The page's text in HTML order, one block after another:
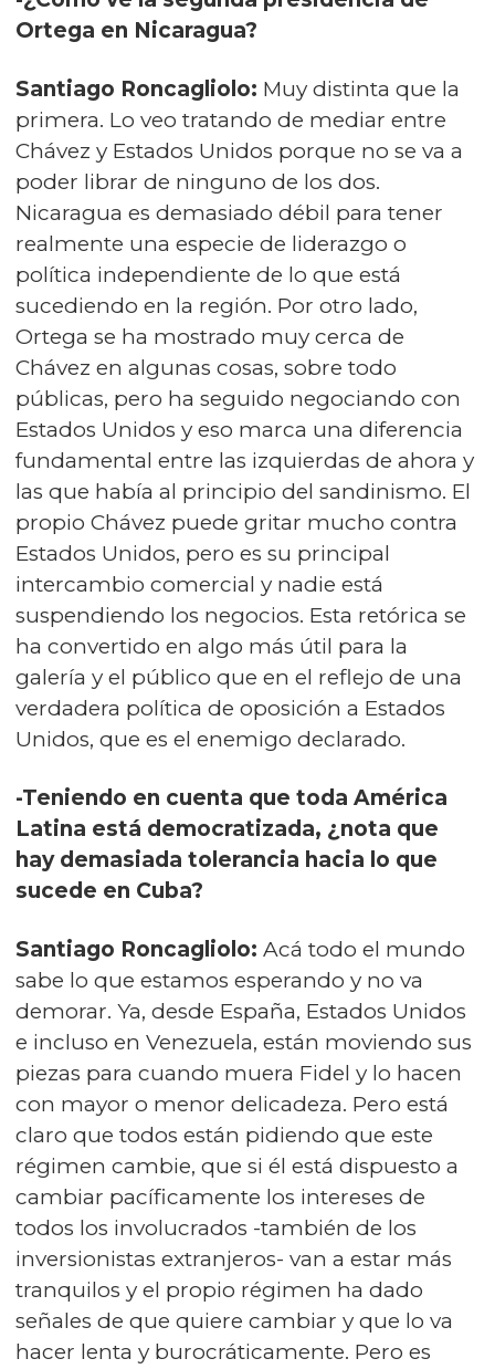
Ortega en Nicaragua?
Santiago Roncagliolo: Muy distinta que la
primera. Lo veo tratando de mediar entre
Chávez y Estados Unidos porque no se va a
poder librar de ninguno de los dos.
Nicaragua es demasiado débil para tener
realmente una especie de liderazgo o
política independiente de lo que está
sucediendo en la región. Por otro lado,
Ortega se ha mostrado muy cerca de
Chávez en algunas cosas, sobre todo
públicas, pero ha seguido negociando con
Estados Unidos y eso marca una diferencia
fundamental entre las izquierdas de ahora y
las que había al principio del sandinismo. El
propio Chávez puede gritar mucho contra
Estados Unidos, pero es su principal
intercambio comercial y nadie está
suspendiendo los negocios. Esta retórica se
ha convertido en algo más útil para la
galería y el público que en el reflejo de una
verdadera política de oposición a Estados
Unidos, que es el enemigo declarado.
-Teniendo en cuenta que toda América
Latina está democratizada, ¿nota que
hay demasiada tolerancia hacia lo que
sucede en Cuba?
Santiago Roncagliolo: Acá todo el mundo
sabe lo que estamos esperando y no va
demorar. Ya, desde España, Estados Unidos
e incluso en Venezuela, están moviendo sus
piezas para cuando muera Fidel y lo hacen
con mayor o menor delicadeza. Pero está
claro que todos están pidiendo que este
régimen cambie, que si él está dispuesto a
cambiar pacíficamente los intereses de
todos los involucrados -también de los
inversionistas extranjeros- van a estar más
tranquilos y el propio régimen ha dado
señales de que quiere cambiar y que lo va
hacer lenta y burocráticamente. Pero es